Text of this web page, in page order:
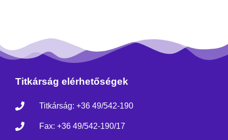
Titkárság elérhetőségek
Titkárság: +36 49/542-190
Fax: +36 49/542-190/17